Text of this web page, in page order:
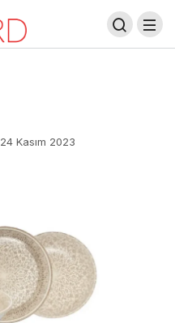
24 Kasım 2023